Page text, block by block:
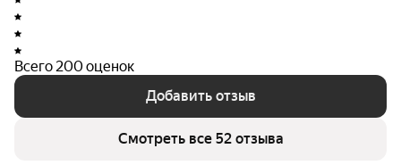
Всего 200 оценок
Добавить отзыв
Смотреть все 52 отзыва